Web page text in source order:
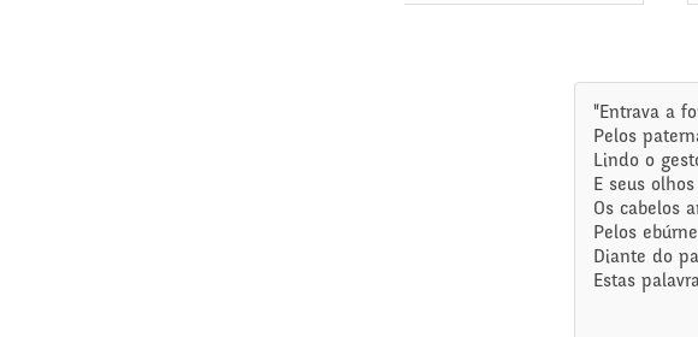
"Entrava a
Pelos
Lindo o
E seus
Os cabelos
Pelos
Diante do
Estas